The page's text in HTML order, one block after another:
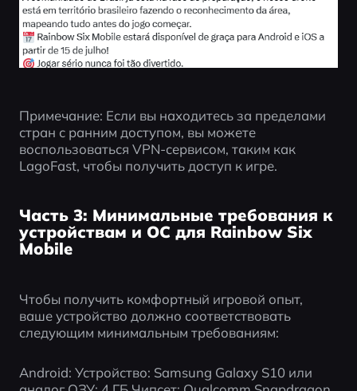
Примечание: Если вы находитесь за пределами
стран с ранним доступом, вы можете
воспользоваться VPN-сервисом, таким как
LagoFast, чтобы получить доступ к игре.
Часть 3: Минимальные требования к
устройствам и ОС для Rainbow Six
Mobile
Чтобы получить комфортный игровой опыт,
ваше устройство должно соответствовать
следующим минимальным требованиям:
Android: Устройство: Samsung Galaxy S10 или